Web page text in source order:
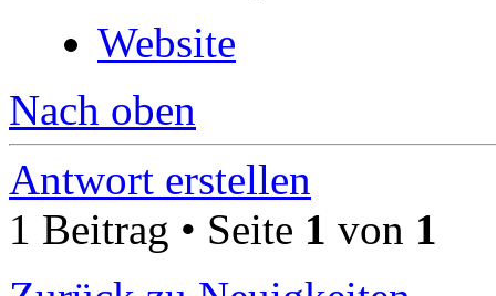
Website
Nach oben
Antwort erstellen
1 Beitrag • Seite 1 von 1